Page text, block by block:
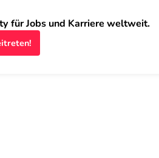
für Jobs und Karriere weltweit.